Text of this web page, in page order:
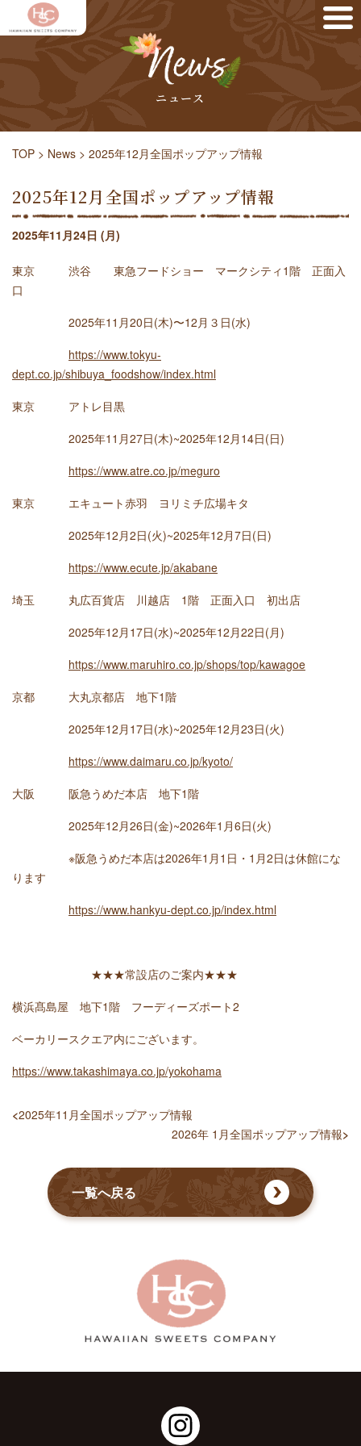
ニュース
TOP > News > 2025年12月全国ポップアップ情報
2025年12月全国ポップアップ情報
2025年11月24日 (月)
東京 渋谷 東急フードショー マークシティ1階 正面入
口
2025年11月20日(木)〜12月３日(水)
https://www.tokyu-
dept.co.jp/shibuya_foodshow/index.html
東京 アトレ目黒
2025年11月27日(木)~2025年12月14日(日)
https://www.atre.co.jp/meguro
東京 エキュート赤羽 ヨリミチ広場キタ
2025年12月2日(火)~2025年12月7日(日)
https://www.ecute.jp/akabane
埼玉 丸広百貨店 川越店 1階 正面入口 初出店
2025年12月17日(水)~2025年12月22日(月)
https://www.maruhiro.co.jp/shops/top/kawagoe
京都 大丸京都店 地下1階
2025年12月17日(水)~2025年12月23日(火)
https://www.daimaru.co.jp/kyoto/
大阪 阪急うめだ本店 地下1階
2025年12月26日(金)~2026年1月6日(火)
※阪急うめだ本店は2026年1月1日・1月2日は休館にな
ります
https://www.hankyu-dept.co.jp/index.html
★★★常設店のご案内★★★
横浜髙島屋 地下1階 フーディーズポート2
ベーカリースクエア内にございます。
https://www.takashimaya.co.jp/yokohama
<2025年11月全国ポップアップ情報
2026年 1月全国ポップアップ情報>
一覧へ戻る